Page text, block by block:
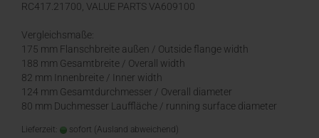
RC417.21700, VALUE PARTS VA609100
Vergleichsmaße:
175 mm Flanschbreite außen / Outside flange width
188 mm Gesamtbreite / Overall width
82 mm Innenbreite / Inner width
124 mm Gesamtdurchmesser / Overall diameter
80 mm Duchmesser Lauffläche / running surface diameter
Lieferzeit: sofort (Ausland abweichend)